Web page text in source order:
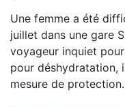
Une femme a été
juillet dans une gare
voyageur inquiet
pour déshydratation,
mesure de protection.